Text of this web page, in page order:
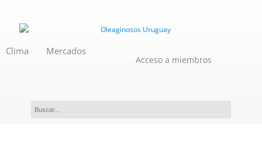
Clima Mercados
Acceso a miembros